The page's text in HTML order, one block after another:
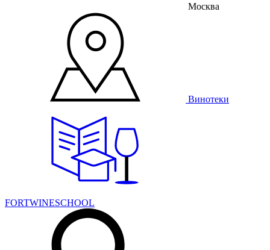
Москва
Винотеки
FORTWINESCHOOL